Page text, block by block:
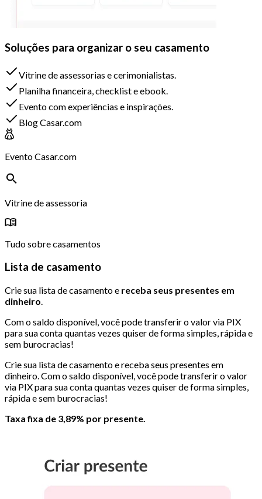
Soluções para organizar o seu casamento
Vitrine de assessorias e cerimonialistas.
Planilha financeira, checklist e ebook.
Evento com experiências e inspirações.
Blog Casar.com
Evento Casar.com
Vitrine de assessoria
Tudo sobre casamentos
Lista de casamento
Crie sua lista de casamento e receba seus presentes em
dinheiro
Com o saldo disponível, você pode transferir o valor via PIX
para sua conta quantas vezes quiser de forma simples, rápida e
sem burocracias!
Crie sua lista de casamento e receba seus presentes em
dinheiro. Com o saldo disponível, você pode transferir o valor
via PIX para sua conta quantas vezes quiser de forma simples,
rápida e sem burocracias!
Taxa fixa de 3,89% por presente.